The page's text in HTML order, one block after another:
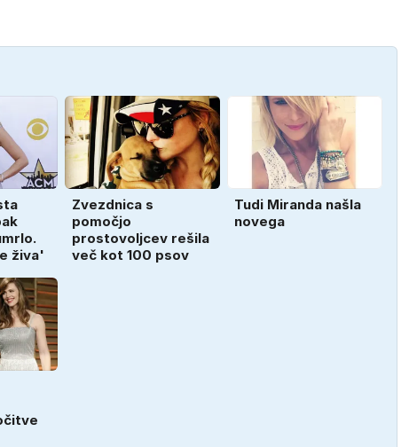
živa'
Zvezdnica s
pomočjo
prostovoljcev rešila
več kot 100 psov
Tudi Miranda našla
novega